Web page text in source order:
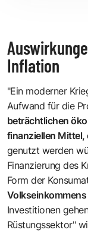
Inflation
"Ein moderner
Aufwand für die
beträchtlichen
finanziellen Mittel,
genutzt werden
Finanzierung des
Form der
Investitionen
Rüstungssektor"